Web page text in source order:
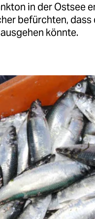
in der Ostsee
befürchten,
könnte.